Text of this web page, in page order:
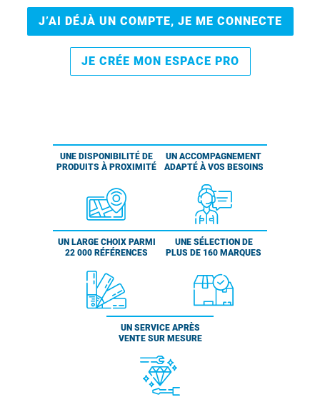
J’AI DÉJÀ UN COMPTE, JE ME CONNECTE
JE CRÉE MON ESPACE PRO
UNE DISPONIBILITÉ DE
PRODUITS À PROXIMITÉ
UN ACCOMPAGNEMENT
ADAPTÉ À VOS BESOINS
UN LARGE CHOIX PARMI
22 000 RÉFÉRENCES
UNE SÉLECTION DE
PLUS DE 160 MARQUES
UN SERVICE APRÈS
VENTE SUR MESURE